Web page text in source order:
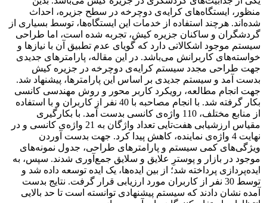
منظور، ایستگاه‌های کرایه‌ی دوچرخه در سطح جزیره، احداث
شده‌اند. هرچند استفاده از خدمات این ایستگاه‌ها، توسط بسیاری از
گردشگران و ساکنان جزیره‌ کیش، تجربه شده است، اما طراحی
سیستم موجود اشکالاتی دارد که گویای عدم تطبیق آن با نیازها و
خواسته‌های کاربرانش می‌باشد. در این مقاله، پارامترهای جدیدی
جهت طراحی مجدد سیستم کرایه‌ی دوچرخه در جزیره‌ کیش
بدست آمد و سیستم جدیدی بر اساس این پارامترها، پیشنهاد شد.
جهت انجام مطالعه، رویکرد کاربر محور و روش مهندسی کانسی
بکار گرفته شد. با انجام مصاحبه با 40 نفر از کاربران و با استفاده
از منابع مختلف، 110 واژه‌ی کانسی بدست آمد. با بکارگیری
مقیاس ارزشیابی هفت‌تایی تعداد واژگان به 21 واژه‌ی کانسی و در
نهایت 4 واژه‌ی نماینده، کاهش پیدا کرد. جهت بدست آوردن
ویژگی‌های کمی سیستم و پارامترهای طراحی، جدول نمونه‌های
موجود در بازار و پوسترِ علایق و سلایق جمع‌آوری شدند. سپس، به
ایده‌پردازی پرداخته شد؛ از بین ایده‌ها، یک ایده توسعه داده شد و
توسط 30 نفر از کاربران مورد ارزیابی قرار گرفت. نتایج بدست
آمده نشان دادند که سیستم پیشنهادی توانسته است تا حد بالایی